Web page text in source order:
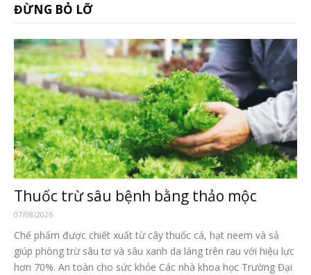
ĐỪNG BỎ LỠ
Thuốc trừ sâu bệnh bằng thảo mộc
07/08/2026
Chế phẩm được chiết xuất từ cây thuốc cá, hạt neem và sả
giúp phòng trừ sâu tơ và sâu xanh da láng trên rau với hiệu lực
hơn 70%. An toàn cho sức khỏe Các nhà khoa học Trường Đại